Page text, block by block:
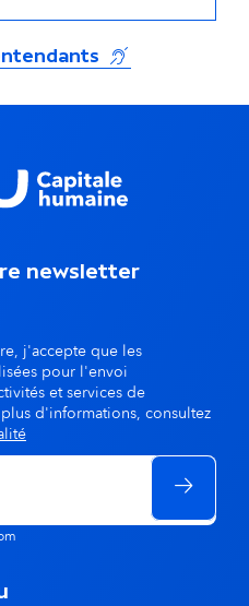
(s'ouvre dans
newsletter
j'accepte que les
pour l'envoi
et services de
d'informations, consultez